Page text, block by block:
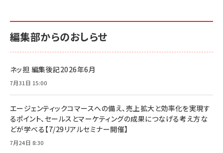
編集部からのおしらせ
ネッ担 編集後記2026年6月
7月31日 15:00
エージェンティックコマースへの備え、売上拡大と効率化を実現す
るポイント、セールスとマーケティングの成果につなげる考え方な
どが学べる【7/29リアルセミナー開催】
7月24日 8:30